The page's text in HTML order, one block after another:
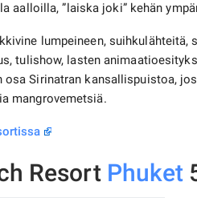
aalloilla, ”laiska joki” kehän
lumpeineen,
tulishow, lasten
osa Sirinatran kansallispuistoa,
mangrovemetsiä.
Resort Phuket